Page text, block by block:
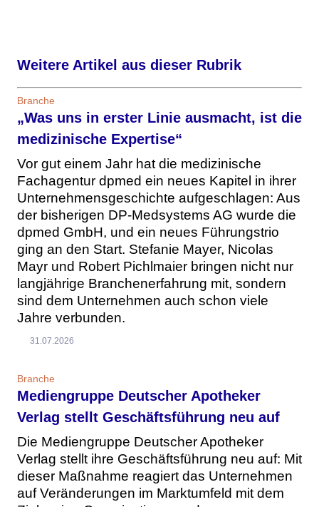
Weitere Artikel aus dieser Rubrik
Branche
„Was uns in erster Linie ausmacht, ist die
medizinische Expertise“
Vor gut einem Jahr hat die medizinische
Fachagentur dpmed ein neues Kapitel in ihrer
Unternehmensgeschichte aufgeschlagen: Aus
der bisherigen DP-Medsystems AG wurde die
dpmed GmbH, und ein neues Führungstrio
ging an den Start. Stefanie Mayer, Nicolas
Mayr und Robert Pichlmaier bringen nicht nur
langjährige Branchenerfahrung mit, sondern
sind dem Unternehmen auch schon viele
Jahre verbunden.
31.07.2026
Branche
Mediengruppe Deutscher Apotheker
Verlag stellt Geschäftsführung neu auf
Die Mediengruppe Deutscher Apotheker
Verlag stellt ihre Geschäftsführung neu auf: Mit
dieser Maßnahme reagiert das Unternehmen
auf Veränderungen im Marktumfeld mit dem